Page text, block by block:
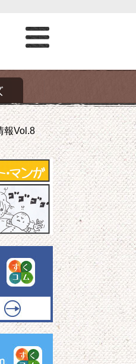
報Vol.8